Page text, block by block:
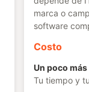
marca o
software
Costo
Un poco
Tu tiempo y